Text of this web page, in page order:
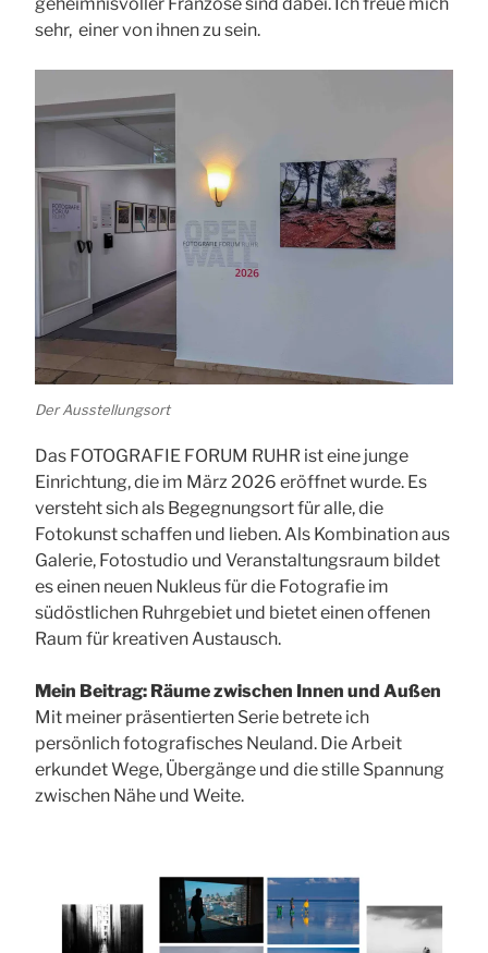
sehr, einer von ihnen zu sein.
Der Ausstellungsort
Das FOTOGRAFIE FORUM RUHR ist eine junge
Einrichtung, die im März 2026 eröffnet wurde. Es
versteht sich als Begegnungsort für alle, die
Fotokunst schaffen und lieben. Als Kombination aus
Galerie, Fotostudio und Veranstaltungsraum bildet
es einen neuen Nukleus für die Fotografie im
südöstlichen Ruhrgebiet und bietet einen offenen
Raum für kreativen Austausch.
Mein Beitrag: Räume zwischen Innen und Außen
Mit meiner präsentierten Serie betrete ich
persönlich fotografisches Neuland. Die Arbeit
erkundet Wege, Übergänge und die stille Spannung
zwischen Nähe und Weite.